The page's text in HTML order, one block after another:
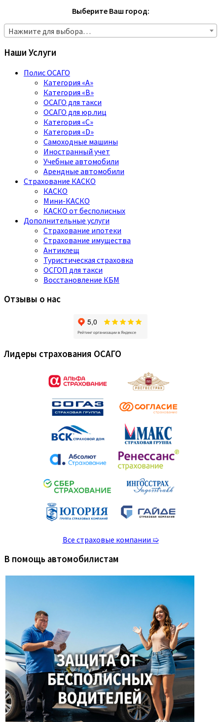
Выберите Ваш город:
Нажмите для выбора…
Наши Услуги
Полис ОСАГО
Категория «A»
Категория «B»
ОСАГО для такси
ОСАГО для юр.лиц
Категория «C»
Категория «D»
Самоходные машины
Иностранный учет
Учебные автомобили
Арендные автомобили
Страхование КАСКО
КАСКО
Мини-КАСКО
КАСКО от бесполисных
Дополнительные услуги
Страхование ипотеки
Страхование имущества
Антиклещ
Туристическая страховка
ОСГОП для такси
Восстановление КБМ
Отзывы о нас
Лидеры страхования ОСАГО
Все страховые компании ➯
В помощь автомобилистам